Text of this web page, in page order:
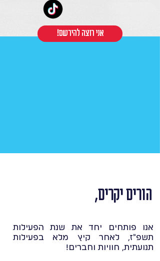
!אני רוצה להירשם
הורים יקרים,
אנו פותחים יחד את שנת הפעילות
תשפ"ז, לאחר קיץ מלא בפעילות
תנועתית, חוויות וחברים!